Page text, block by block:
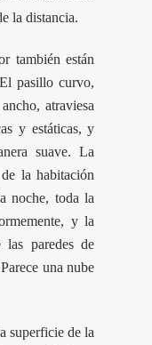
la distancia.
también están
pasillo curvo,
atraviesa
y estáticas, y
suave. La
la habitación
noche, toda la
y la
las paredes de
una nube
superficie de la